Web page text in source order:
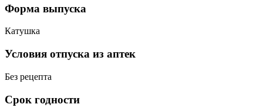
Форма выпуска
Катушка
Условия отпуска из аптек
Без рецепта
Срок годности